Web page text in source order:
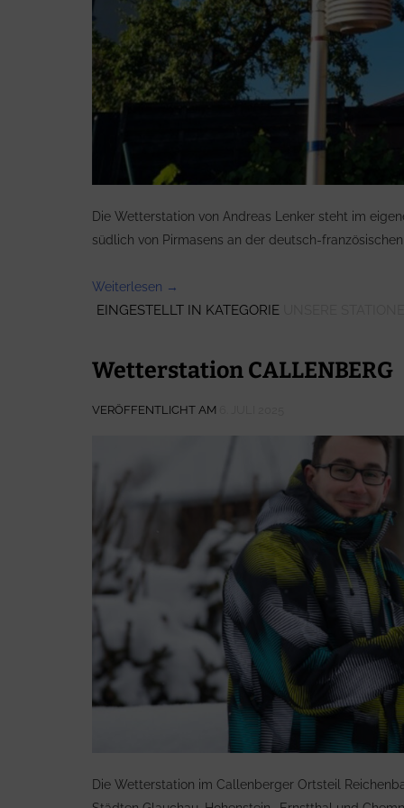
Die Wetterstation von Andreas Lenker steht im
südlich von Pirmasens an der deutsch-
Weiterlesen „Wetterstation
SCHWEIX“
→
EINGESTELLT IN KATEGORIE
Wetterstation CALLENBERG
VERÖFFENTLICHT AM
Die Wetterstation im Callenberger Ortsteil